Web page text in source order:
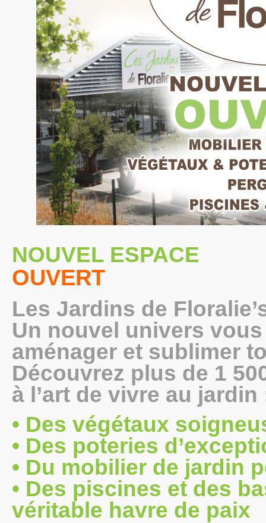
NOUVEL ESPACE
OUVERT
Les Jardins de
Un nouvel univers
aménager et sublimer
Découvrez plus de 1
à l’art de vivre au jardin
• Des végétaux
• Des poteries
• Du mobilier de jardin
• Des piscines et des
véritable havre de paix